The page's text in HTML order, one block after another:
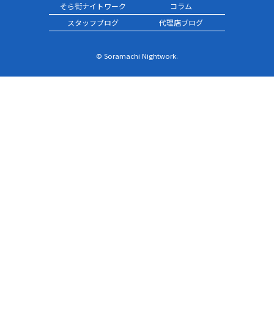
そら街ナイトワーク
コラム
スタッフブログ
代理店ブログ
© Soramachi Nightwork.